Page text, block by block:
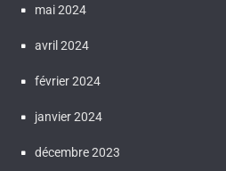
mai 2024
avril 2024
février 2024
janvier 2024
décembre 2023